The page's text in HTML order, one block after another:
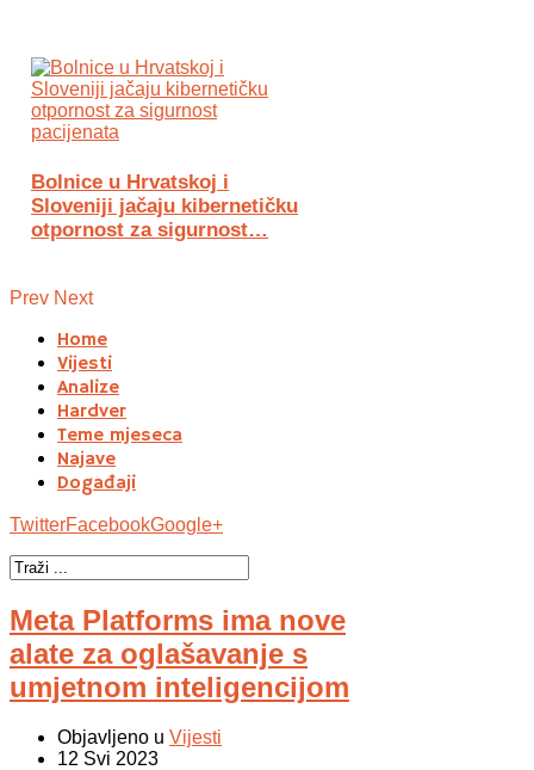
Bolnice u Hrvatskoj i
Sloveniji jačaju kibernetičku
otpornost za sigurnost…
Prev Next
Home
Vijesti
Analize
Hardver
Teme mjeseca
Najave
Događaji
TwitterFacebookGoogle+
Meta Platforms ima nove
alate za oglašavanje s
umjetnom inteligencijom
Objavljeno u Vijesti
12 Svi 2023